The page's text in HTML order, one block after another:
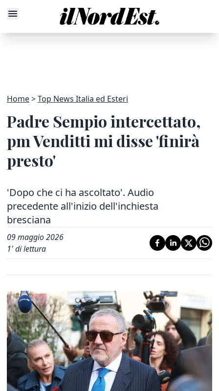
Home Top News Italia ed Esteri
Padre Sempio intercettato,
pm Venditti mi disse 'finirà
presto'
'Dopo che ci ha ascoltato'. Audio
precedente all'inizio dell'inchiesta
bresciana
09 maggio 2026
1' di lettura